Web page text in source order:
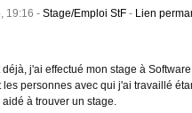
19:16 - Stage/Emploi StF - Lien
j'ai effectué mon stage à
personnes avec qui j'ai travaillé
à trouver un stage.